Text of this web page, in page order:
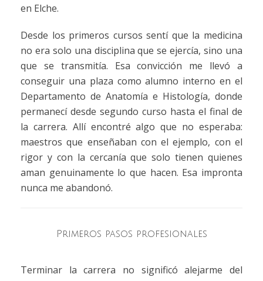
en Elche.
Desde los primeros cursos sentí que la medicina
no era solo una disciplina que se ejercía, sino una
que se transmitía. Esa convicción me llevó a
conseguir una plaza como alumno interno en el
Departamento de Anatomía e Histología, donde
permanecí desde segundo curso hasta el final de
la carrera. Allí encontré algo que no esperaba:
maestros que enseñaban con el ejemplo, con el
rigor y con la cercanía que solo tienen quienes
aman genuinamente lo que hacen. Esa impronta
nunca me abandonó.
Primeros pasos profesionales
Terminar la carrera no significó alejarme del